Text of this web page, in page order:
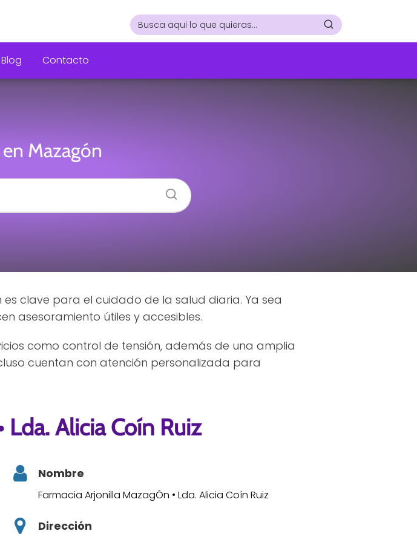
Blog Contacto
Mazagón
clave para el cuidado de la salud diaria. Ya sea
asesoramiento útiles y accesibles.
como control de tensión, además de una amplia
cuentan con atención personalizada para
Lda. Alicia Coín Ruiz
Nombre
Farmacia Arjonilla MazagÓn • Lda. Alicia Coín Ruiz
Dirección